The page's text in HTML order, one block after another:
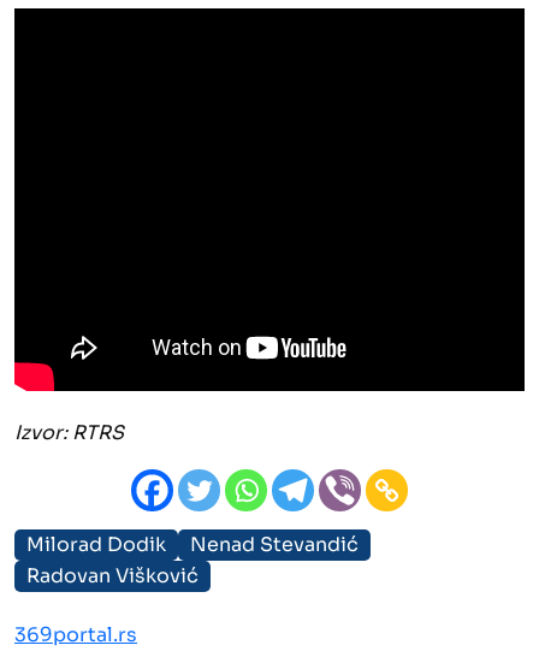
Izvor: RTRS
Milorad Dodik
Nenad Stevandić
Radovan Višković
369portal.rs